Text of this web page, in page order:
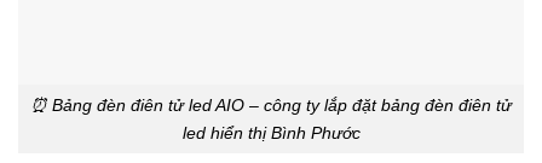
⏰ Bảng đèn điên tử led AIO – công ty lắp đặt bảng đèn điên tử
led hiển thị Bình Phước